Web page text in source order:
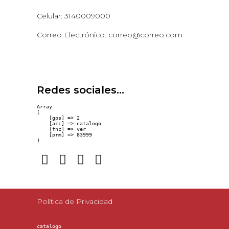
Celular: 3140009000
Correo Electrónico: correo@correo.com
Redes sociales...
Array
(
    [gps] => 2
    [acc] => catalogo
    [fnc] => ver
    [prm] => 83999
Política de Privacidad
catalogo